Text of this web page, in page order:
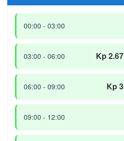
00:00 - 03:00
03:00 - 06:00 Kp 2.67
06:00 - 09:00 Kp 3
09:00 - 12:00